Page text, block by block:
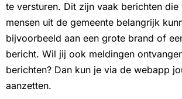
te versturen. Dit zijn vaak berichten die
mensen uit de gemeente belangrijk
bijvoorbeeld aan een grote brand of
bericht. Wil jij ook meldingen
berichten? Dan kun je via de webapp
aanzetten.